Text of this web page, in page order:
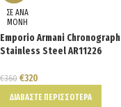
ΣΕ ΑΝΑ
ΜΟΝΗ
Emporio Armani Chronograph
Stainless Steel AR11226
€360 €320
ΔΙΑΒΆΣΤΕ ΠΕΡΙΣΣΌΤΕΡΑ